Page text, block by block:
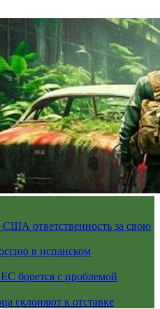
ответственность за свою
в испанском
борется с проблемой
склоняют к отставке